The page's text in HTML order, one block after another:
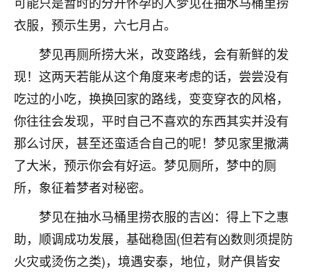
衣服，预示生男，六七月占。
梦见再厕所捞大米，改变路线，会有新鲜的发
现！这两天若能从这个角度来考虑的话，尝尝没有
吃过的小吃，换换回家的路线，变变穿衣的风格，
你往往会发现，平时自己不喜欢的东西其实并没有
那么讨厌，甚至还蛮适合自己的呢！梦见家里撒满
了大米，预示你会有好运。梦见厕所，梦中的厕
所，象征着梦者对秘密。
梦见在抽水马桶里捞衣服的吉凶：得上下之惠
助，顺调成功发展，基础稳固(但若有凶数则须提防
火灾或烫伤之类)，境遇安泰，地位，财产俱皆安
太岁还有一个发钱粮，本来年前的人事调整，拖到年
后，我以为都没戏了，结果开年一上班，开会提拔升
职第一个就是我，职务无所谓，主要是底薪加了
3000，非常开心，无论如何，感恩感谢！🙏🏻
鹿森：恭喜升职加薪！！，请客吗？�
12小时前 来自北京 32
心心相印
我身体不太好，总是病病殃殃的，去检查又没什么大
问题，反正就是不舒服。中医西医看遍了，找不到问
题，后来无意中看到有人推荐慧来老师，跟老师聊过
之后，心情豁然开朗，也听老师建议，处理了一些因
果问题。今年以来，身体比以前好多，主要是心情好
了，老师说境随心转，现在深有体会了。